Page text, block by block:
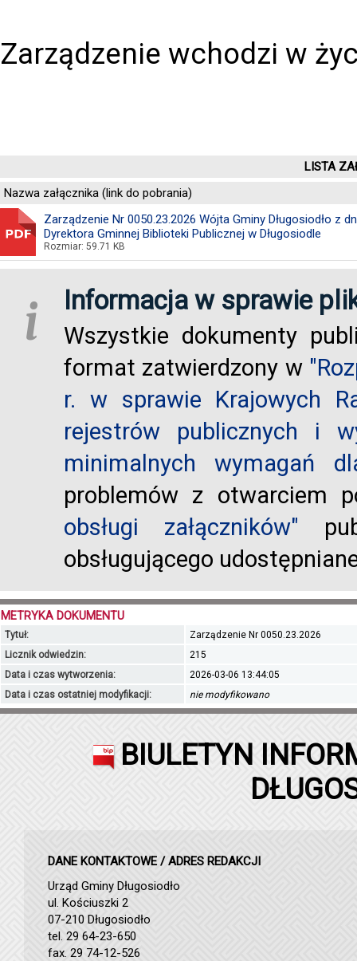
Zarządzenie wchodzi w
LISTA
Nazwa załącznika (link do pobrania)
Zarządzenie Nr 0050.23.2026 Wójta Gminy Długosiodło z
Dyrektora Gminnej Biblioteki Publicznej w Długosiodle
Rozmiar: 59.71 KB
i Informacja w sprawie
Wszystkie dokumenty
format zatwierdzony w
r. w sprawie Krajowych
rejestrów publicznych i
minimalnych wymagań
problemów z otwarciem
obsługi załączników"
obsługującego
METRYKA DOKUMENTU
Tytuł:
Zarządzenie Nr 0050.23.2026
Licznik odwiedzin:
215
Data i czas wytworzenia:
2026-03-06 13:44:05
Data i czas ostatniej modyfikacji:
nie modyfikowano
BIULETYN
DANE KONTAKTOWE / ADRES REDAKCJI
Urząd Gminy Długosiodło
ul. Kościuszki 2
07-210 Długosiodło
tel. 29 64-23-650
fax. 29 74-12-526